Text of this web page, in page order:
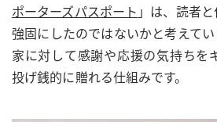
ポーターズパスポート 」は、読者
強固にしたのではないかと考えて
家に対して感謝や応援の気持ちを
投げ銭的に贈れる仕組みです。